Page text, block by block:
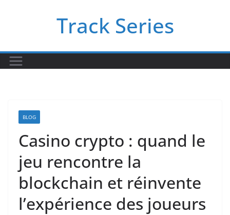
Track Series
BLOG
Casino crypto : quand le
jeu rencontre la
blockchain et réinvente
l’expérience des joueurs